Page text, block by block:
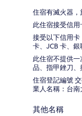
住宿有滅火器，
此住宿接受信用
接受以下信用卡
卡、JCB 卡、銀
此住宿不提供
品、指甲銼刀、
住宿登記編號
業人名稱：台
其他名稱